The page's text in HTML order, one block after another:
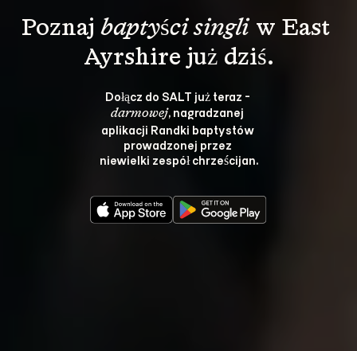
Poznaj baptyści singli w East
Ayrshire już dziś.
Dołącz do SALT już teraz -
darmowej, nagradzanej
aplikacji Randki baptystów
prowadzonej przez
niewielki zespół chrześcijan.